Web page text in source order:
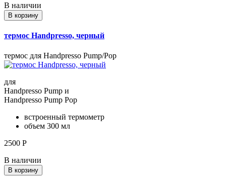
В наличии
В корзину
термос Handpresso, черный
термос для Handpresso Pump/Pop
для
Handpresso Pump и
Handpresso Pump Pop
встроенный термометр
объем 300 мл
2500 Р
В наличии
В корзину